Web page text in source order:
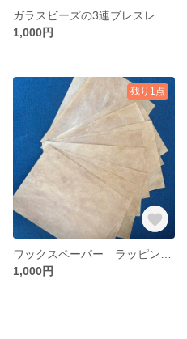
1,000円
残り1点
1,000円